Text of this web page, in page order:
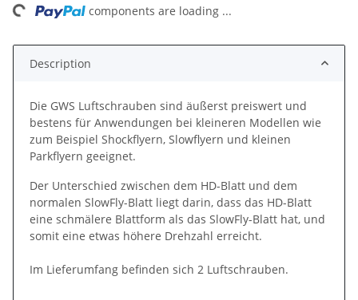
components are loading ...
Description
Die GWS Luftschrauben sind äußerst preiswert und
bestens für Anwendungen bei kleineren Modellen wie
zum Beispiel Shockflyern, Slowflyern und kleinen
Parkflyern geeignet.
Der Unterschied zwischen dem HD-Blatt und dem
normalen SlowFly-Blatt liegt darin, dass das HD-Blatt
eine schmälere Blattform als das SlowFly-Blatt hat, und
somit eine etwas höhere Drehzahl erreicht.
Im Lieferumfang befinden sich 2 Luftschrauben.